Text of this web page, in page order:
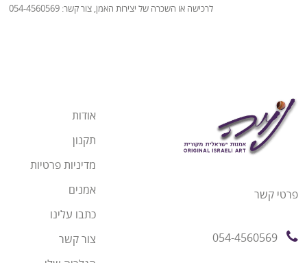
לרכישה או השכרה של יצירות האמן, צור קשר: 054-4560569
פרטי קשר
054-4560569
אודות
תקנון
מדיניות פרטיות
אמנים
כתבו עלינו
צור קשר